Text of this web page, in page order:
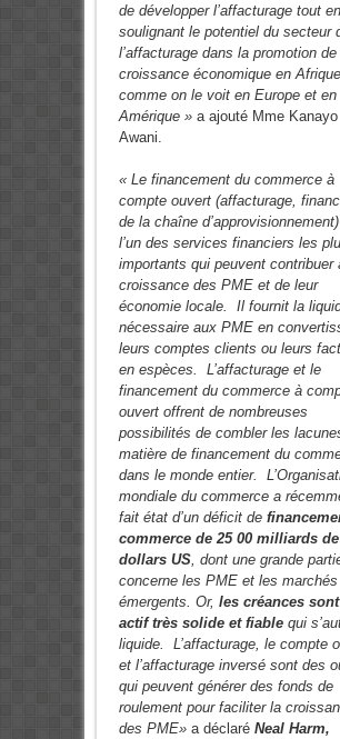
de développer l’affacturage tout en
soulignant le potentiel du secteur
l’affacturage dans la promotion de
croissance économique en
comme on le voit en Europe et en
Amérique » a ajouté Mme Kanayo
Awani.
« Le financement du commerce à
compte ouvert (affacturage,
de la chaîne
l’un des services financiers les
importants qui peuvent contribuer
croissance des PME et de leur
économie locale. Il fournit la
nécessaire aux PME en
leurs comptes clients ou leurs
en espèces. L’affacturage et le
financement du commerce à
ouvert offrent de nombreuses
possibilités de combler les
matière de financement du
dans le monde entier.
mondiale du commerce a
fait état d’un déficit de
commerce de 25 00 milliards de
dollars US, dont une grande
concerne les PME et les marchés
émergents. Or, les créances
actif très solide et fiablequi
liquide. L’affacturage, le compte
et l’affacturage inversé sont des
qui peuvent générer des fonds de
roulement pour faciliter la
des PME»a déclaré Neal Harm,